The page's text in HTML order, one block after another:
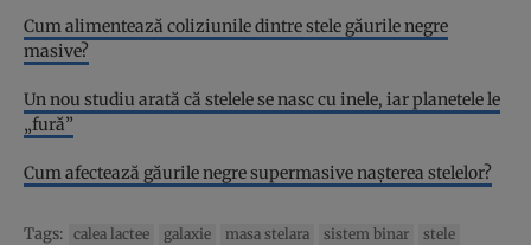
Cum alimentează coliziunile dintre stele găurile negre
masive?
Un nou studiu arată că stelele se nasc cu inele, iar planetele le
„fură”
Cum afectează găurile negre supermasive nașterea stelelor?
Tags: calea lactee galaxie masa stelara sistem binar
stele